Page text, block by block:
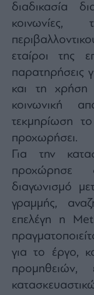
διαδικασία
εταίροι της
παρατηρήσεις
και τη χρήση
κοινωνική
τεκμηρίωση
προχωρήσει.
Για την
προχώρησε
διαγωνισμό
γραμμής,
επελέγη η
για το έργο,